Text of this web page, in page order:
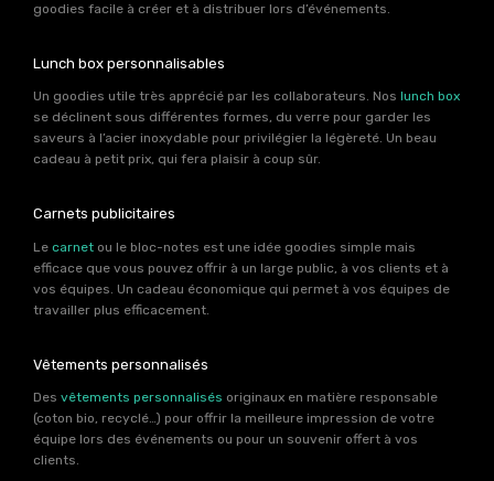
goodies facile à créer et à distribuer lors d’événements.
Lunch box personnalisables
Un goodies utile très apprécié par les collaborateurs. Nos lunch box
se déclinent sous différentes formes, du verre pour garder les
saveurs à l’acier inoxydable pour privilégier la légèreté. Un beau
cadeau à petit prix, qui fera plaisir à coup sûr.
Carnets publicitaires
Le carnet ou le bloc-notes est une idée goodies simple mais
efficace que vous pouvez offrir à un large public, à vos clients et à
vos équipes. Un cadeau économique qui permet à vos équipes de
travailler plus efficacement.
Vêtements personnalisés
Des vêtements personnalisés originaux en matière responsable
(coton bio, recyclé…) pour offrir la meilleure impression de votre
équipe lors des événements ou pour un souvenir offert à vos
clients.